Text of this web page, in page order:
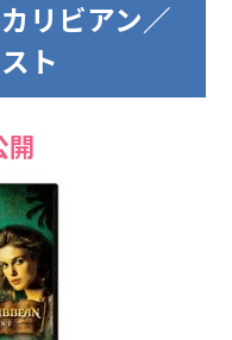
リビアン／
ト
開